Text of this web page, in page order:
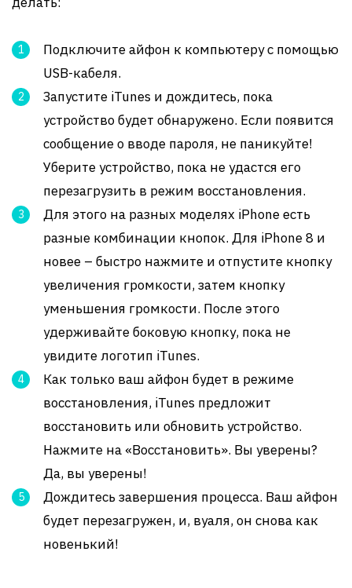
Подключите айфон к компьютеру с помощью
USB-кабеля.
Запустите iTunes и дождитесь, пока
устройство будет обнаружено. Если появится
сообщение о вводе пароля, не паникуйте!
Уберите устройство, пока не удастся его
перезагрузить в режим восстановления.
Для этого на разных моделях iPhone есть
разные комбинации кнопок. Для iPhone 8 и
новее – быстро нажмите и отпустите кнопку
увеличения громкости, затем кнопку
уменьшения громкости. После этого
удерживайте боковую кнопку, пока не
увидите логотип iTunes.
Как только ваш айфон будет в режиме
восстановления, iTunes предложит
восстановить или обновить устройство.
Нажмите на «Восстановить». Вы уверены?
Да, вы уверены!
Дождитесь завершения процесса. Ваш айфон
будет перезагружен, и, вуаля, он снова как
новенький!